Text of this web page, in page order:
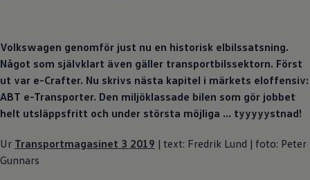
Volkswagen genomför just nu en historisk elbilssatsning.
Något som självklart även gäller transportbilssektorn. Först
ut var e-Crafter. Nu skrivs nästa kapitel i märkets eloffensiv:
ABT e-Transporter. Den miljöklassade bilen som gör jobbet
helt utsläppsfritt och under största möjliga … tyyyyystnad!
Ur Transportmagasinet 3 2019 | text: Fredrik Lund | foto: Peter
Gunnars